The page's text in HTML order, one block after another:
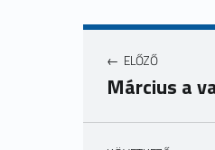
ELŐZŐ
Március a